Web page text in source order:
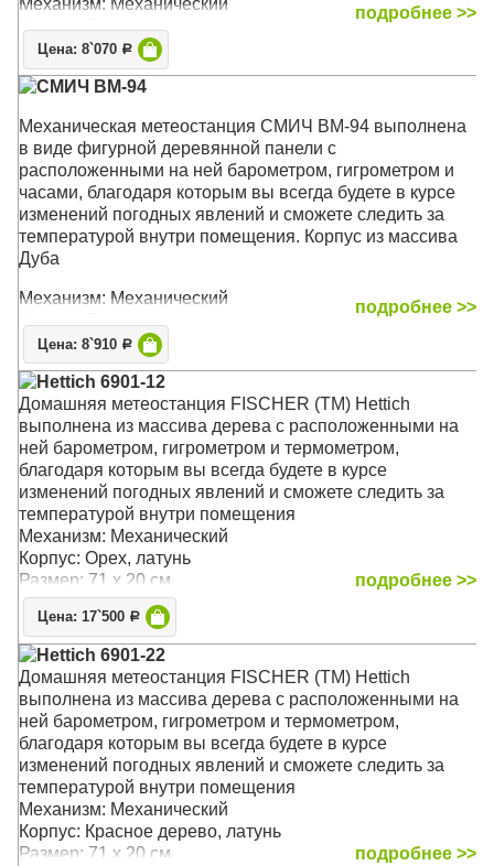
Корпус: Дерево, латунь
Размер: 59 x 17 x 3.5 см
подробнее >>
Цена: 8`070 Р
СМИЧ BM-94
Механическая метеостанция СМИЧ BM-94 выполнена
в виде фигурной деревянной панели с
расположенными на ней барометром, гигрометром и
часами, благодаря которым вы всегда будете в курсе
изменений погодных явлений и сможете следить за
температурой внутри помещения. Корпус из массива
Дуба
Механизм: Механический
Размер: 59 x 17 x 3.5 см
подробнее >>
Цена: 8`910 Р
Hettich 6901-12
Домашняя метеостанция FISCHER (TM) Hettich
выполнена из массива дерева с расположенными на
ней барометром, гигрометром и термометром,
благодаря которым вы всегда будете в курсе
изменений погодных явлений и сможете следить за
температурой внутри помещения
Механизм: Механический
Корпус: Орех, латунь
Размер: 71 x 20 см
подробнее >>
Цена: 17`500 Р
Hettich 6901-22
Домашняя метеостанция FISCHER (TM) Hettich
выполнена из массива дерева с расположенными на
ней барометром, гигрометром и термометром,
благодаря которым вы всегда будете в курсе
изменений погодных явлений и сможете следить за
температурой внутри помещения
Механизм: Механический
Корпус: Красное дерево, латунь
Размер: 71 x 20 см
подробнее >>